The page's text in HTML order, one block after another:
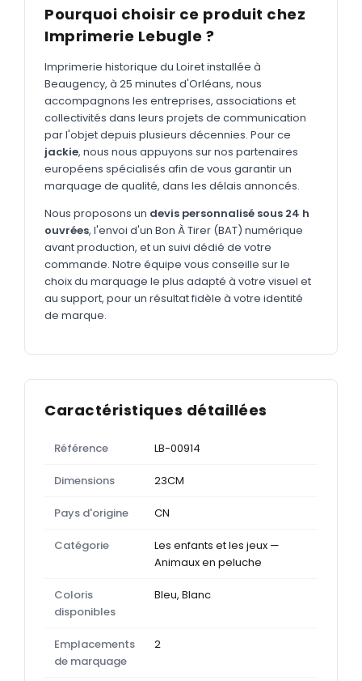
Polos Nouveau
Sweatshirts
GOODIES
Catalogue complet Nouveau
Bureau & écriture
Sacs & voyages
Verres & déjeuner
Technologie
Vêtements
Outils & porte-clés
Cuisine
Pourquoi choisir ce produit chez
Imprimerie Lebugle ?
Imprimerie historique du Loiret installée à
Beaugency, à 25 minutes d'Orléans, nous
accompagnons les entreprises, associations et
collectivités dans leurs projets de communication
par l'objet depuis plusieurs décennies. Pour ce
jackie, nous nous appuyons sur nos partenaires
européens spécialisés afin de vous garantir un
marquage de qualité, dans les délais annoncés.
Nous proposons un devis personnalisé sous 24 h
ouvrées, l'envoi d'un Bon À Tirer (BAT) numérique
avant production, et un suivi dédié de votre
commande. Notre équipe vous conseille sur le
choix du marquage le plus adapté à votre visuel et
au support, pour un résultat fidèle à votre identité
de marque.
Caractéristiques détaillées
Référence LB-00914
Dimensions 23CM
Pays d'origine CN
Catégorie
Les enfants et les jeux —
Animaux en peluche
Coloris
disponibles
Bleu, Blanc
Emplacements
de marquage
2